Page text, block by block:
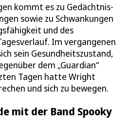
kommt es zu Gedächtnis-
sowie zu Schwankungen
und des
Im vergangenen
sein Gesundheitszustand,
dem „Guardian“
Tagen hatte Wright
und sich zu bewegen.
mit der Band Spooky